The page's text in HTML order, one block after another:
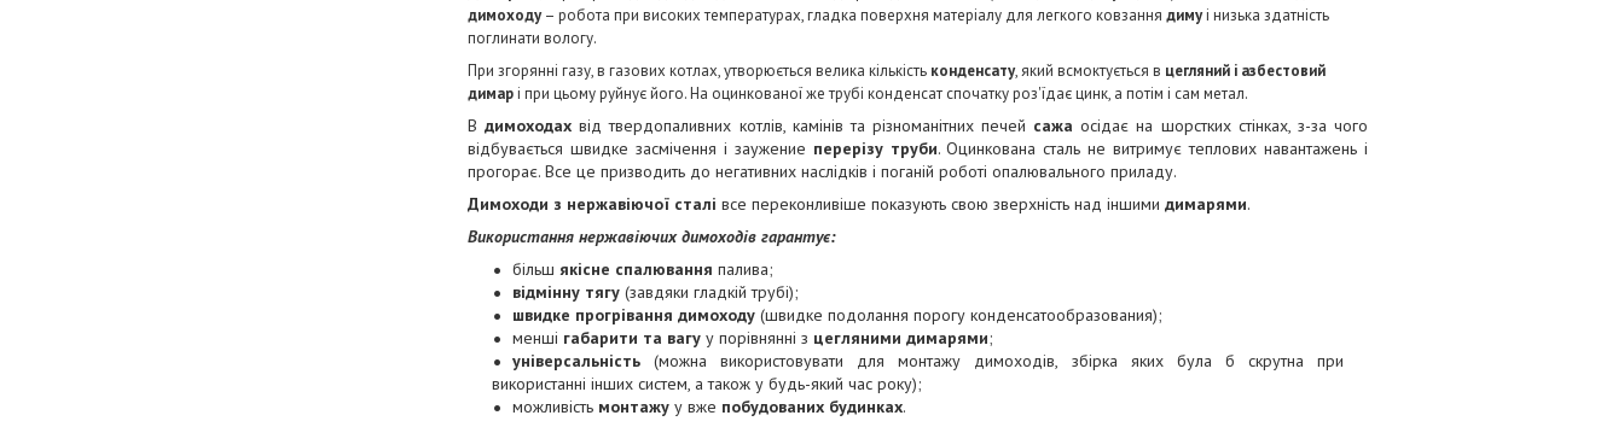
димоходу– робота при високих температурах, гладка поверхня матеріалу для легкого ковзання димуі низька здатність
поглинати вологу.
При згорянні газу, в газових котлах, утворюється велика кількість конденсату, який всмоктується в цегляний і азбестовий
димарі при цьому руйнує його. На оцинкованої же трубі конденсат спочатку роз'їдає цинк, а потім і сам метал.
Вдимоходах від твердопаливних котлів, камінів та різноманітних печей сажа осідає на шорстких стінках, з-за чого
відбувається швидке засмічення і заужение перерізу труби. Оцинкована сталь не витримує теплових навантажень і
прогорає. Все це призводить до негативних наслідків і поганій роботі опалювального приладу.
Димоходи з нержавіючої сталі все переконливіше показують свою зверхність над іншими димарями.
Використання нержавіючих димоходів гарантує:
більш якісне спалювання палива;
відмінну тягу (завдяки гладкій трубі);
швидке прогрівання димоходу (швидке подолання порогу конденсатообразования);
менші габарити та вагу у порівнянні з цегляними димарями;
універсальність (можна використовувати для монтажу димоходів, збірка яких була б скрутна при
використанні інших систем, а також у будь-який час року);
можливість монтажу у вже побудованих будинках.